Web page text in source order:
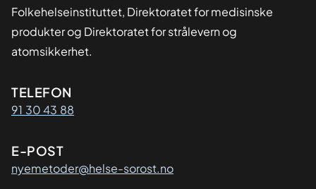
Folkehelseinstituttet, Direktoratet for medisinske
produkter og Direktoratet for strålevern og
atomsikkerhet.
Kontaktinformasjon
TELEFON
91 30 43 88
E-POST
nyemetoder@helse-sorost.no